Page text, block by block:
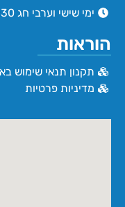
ימי שישי וערבי חג 09:30 - 13:00
הוראות
תקנון תנאי שימוש
מדיניות פרטיות